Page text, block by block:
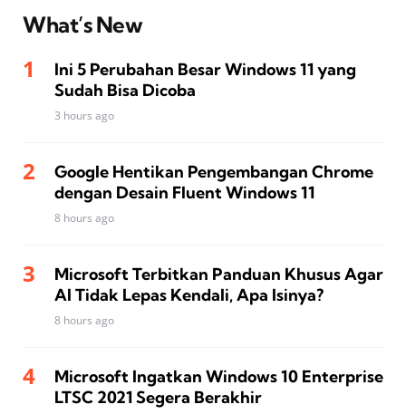
What’s New
Ini 5 Perubahan Besar Windows 11 yang
Sudah Bisa Dicoba
3 hours ago
Google Hentikan Pengembangan Chrome
dengan Desain Fluent Windows 11
8 hours ago
Microsoft Terbitkan Panduan Khusus Agar
AI Tidak Lepas Kendali, Apa Isinya?
8 hours ago
Microsoft Ingatkan Windows 10 Enterprise
LTSC 2021 Segera Berakhir